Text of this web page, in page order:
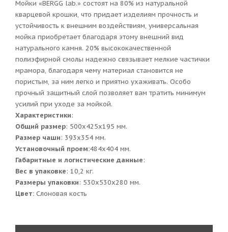
Мойки «BERGG lab.» состоят на 80% из натуральной
кварцевой крошки, что придает изделиям прочность и
устойчивость к внешним воздействиям, универсальная
мойка приобретает благодаря этому внешний вид
натурального камня. 20% высококачественной
полиэфирной смолы надежно связывает мелкие частички
мрамора, благодаря чему материал становится не
пористым, за ним легко и приятно ухаживать. Особо
прочный защитный слой позволяет вам тратить минимум
усилий при уходе за мойкой.
Характеристики:
Общий размер: 500x425x195 мм.
Размер чаши: 393х354 мм.
Установочный проем:484x404 мм.
Габаритные и логистические данные:
Вес в упаковке: 10,2 кг.
Размеры упаковки: 530x530x280 мм.
Цвет: Слоновая кость